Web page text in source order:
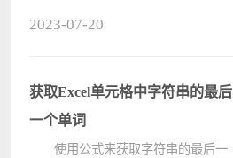
会议，本期小编给大家带来的就是qq
群课堂的开????
2023-07-20
获取Excel单元格中字符串的最后
一个单词
使用公式来获取字符串的最后一